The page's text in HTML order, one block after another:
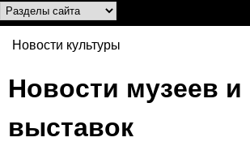
Разделы сайта
Вы здесь
Новости культуры
Новости музеев и
выставок